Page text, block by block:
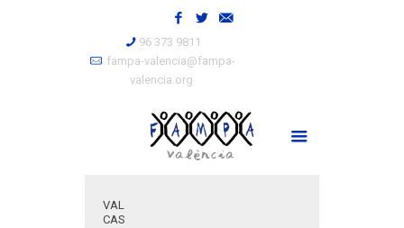
96 373 9811
fampa-valencia@fampa-
valencia.org
VAL
CAS